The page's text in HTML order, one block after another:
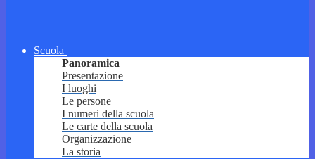
Scuola
Panoramica
Presentazione
I luoghi
Le persone
I numeri della scuola
Le carte della scuola
Organizzazione
La storia